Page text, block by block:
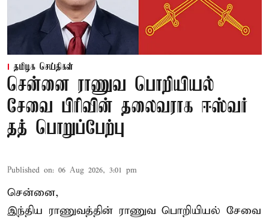
தமிழக செய்திகள்
சென்னை ராணுவ பொறியியல்
சேவை பிரிவின் தலைவராக ஈஸ்வர்
தத் பொறுப்பேற்பு
Published on: 06 Aug 2026, 3:01 pm
சென்னை,
இந்திய ராணுவத்தின் ராணுவ பொறியியல் சேவை